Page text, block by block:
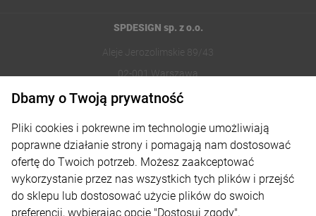
SPDESIGN sp. z o.o.
Aleje Jerozolimskie 89/43
02-001 Warszawa
sklep@reklamydrukarnia.pl
Moje konto
Płatności i dostawa
Dbamy o Twoją prywatność
Pliki cookies i pokrewne im technologie umożliwiają
poprawne działanie strony i pomagają nam dostosować
ofertę do Twoich potrzeb. Możesz zaakceptować
wykorzystanie przez nas wszystkich tych plików i przejść
do sklepu lub dostosować użycie plików do swoich
preferencji, wybierając opcję "Dostosuj zgody".